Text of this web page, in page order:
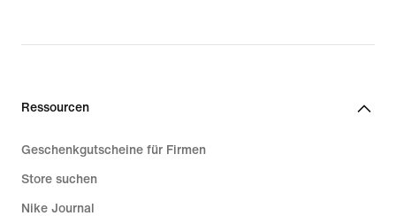
Ressourcen
Geschenkgutscheine für Firmen
Store suchen
Nike Journal